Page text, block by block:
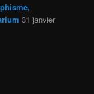
31 janvier